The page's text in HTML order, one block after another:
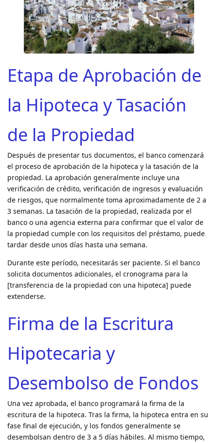
Etapa de Aprobación de
la Hipoteca y Tasación
de la Propiedad
Después de presentar tus documentos, el banco comenzará
el proceso de aprobación de la hipoteca y la tasación de la
propiedad. La aprobación generalmente incluye una
verificación de crédito, verificación de ingresos y evaluación
de riesgos, que normalmente toma aproximadamente de 2 a
3 semanas. La tasación de la propiedad, realizada por el
banco o una agencia externa para confirmar que el valor de
la propiedad cumple con los requisitos del préstamo, puede
tardar desde unos días hasta una semana.
Durante este período, necesitarás ser paciente. Si el banco
solicita documentos adicionales, el cronograma para la
[transferencia de la propiedad con una hipoteca] puede
extenderse.
Firma de la Escritura
Hipotecaria y
Desembolso de Fondos
Una vez aprobada, el banco programará la firma de la
escritura de la hipoteca. Tras la firma, la hipoteca entra en su
fase final de ejecución, y los fondos generalmente se
desembolsan dentro de 3 a 5 días hábiles. Al mismo tiempo,